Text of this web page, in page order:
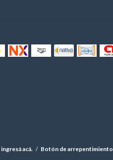
ingresá acá. / Botón de arrepentimiento